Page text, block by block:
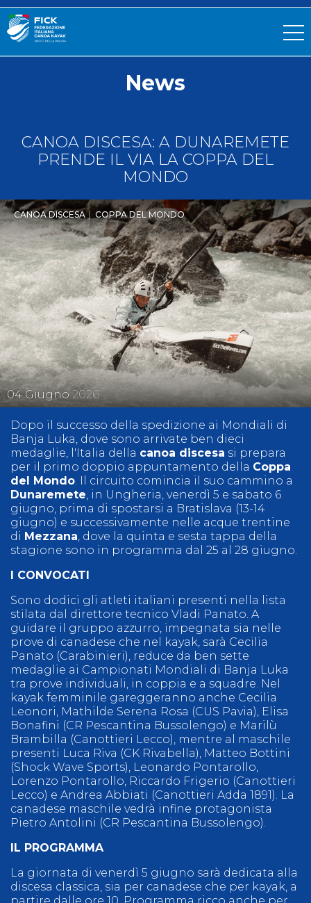
News
CANOA DISCESA: A DUNAREMETE
PRENDE IL VIA LA COPPA DEL
MONDO
04Giugno2026
CANOA DISCESA COPPA DEL MONDO
Dopo il successo della spedizione ai Mondiali di
Banja Luka, dove sono arrivate ben dieci
medaglie, l'Italia della canoa discesa si prepara
per il primo doppio appuntamento della Coppa
del Mondo . Il circuito comincia il suo cammino a
Dunaremete , in Ungheria, venerdì 5 e sabato 6
giugno, prima di spostarsi a Bratislava (13-14
giugno) e successivamente nelle acque trentine
di Mezzana , dove la quinta e sesta tappa della
stagione sono in programma dal 25 al 28 giugno.
I CONVOCATI
Sono dodici gli atleti italiani presenti nella lista
stilata dal direttore tecnico Vladi Panato. A
guidare il gruppo azzurro, impegnata sia nelle
prove di canadese che nel kayak, sarà Cecilia
Panato (Carabinieri), reduce da ben sette
medaglie ai Campionati Mondiali di Banja Luka
tra prove individuali, in coppia e a squadre. Nel
kayak femminile gareggeranno anche Cecilia
Leonori, Mathilde Serena Rosa (CUS Pavia), Elisa
Bonafini (CR Pescantina Bussolengo) e Marilù
Brambilla (Canottieri Lecco), mentre al maschile
presenti Luca Riva (CK Rivabella), Matteo Bottini
(Shock Wave Sports), Leonardo Pontarollo,
Lorenzo Pontarollo, Riccardo Frigerio (Canottieri
Lecco) e Andrea Abbiati (Canottieri Adda 1891). La
canadese maschile vedrà infine protagonista
Pietro Antolini (CR Pescantina Bussolengo).
IL PROGRAMMA
La giornata di venerdì 5 giugno sarà dedicata alla
discesa classica, sia per canadese che per kayak, a